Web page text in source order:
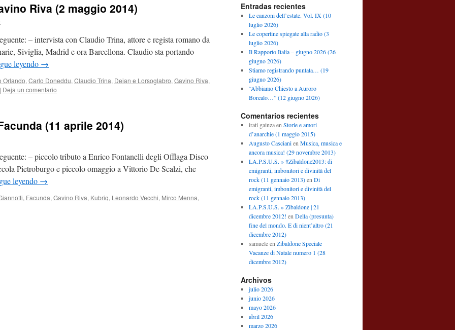
Riva (2 maggio 2014)
– intervista con Claudio Trina, attore e regista romano da
Siviglia, Madrid e ora Barcellona. Claudio sta portando
leyendo →
Orlando, Carlo Doneddu, Claudio Trina, Deian e Lorsoglabro, Gavino Riva,
| Deja un comentario
(11 aprile 2014)
– piccolo tributo a Enrico Fontanelli degli Offlaga Disco
Pietroburgo e piccolo omaggio a Vittorio De Scalzi, che
leyendo →
, Facunda, Gavino Riva, Kubriq, Leonardo Vecchi, Mirco Menna,
Entradas recientes
Le canzoni dell’estate. Vol. IX (10
luglio 2026)
Le copertine spiegate alla radio (3
luglio 2026)
Il Rapporto Italia – giugno 2026 (26
giugno 2026)
Stiamo registrando puntata… (19
giugno 2026)
“Abbiamo Chiesto a Auroro
Borealo…” (12 giugno 2026)
Comentarios recientes
irati gainzaen Storie e amori
d’anarchie (1 maggio 2015)
Augusto Cascianien Musica, musica e
ancora musica! (29 novembre 2013)
LA.P.S.U.S. » #Zibaldone2013: di
emigranti, imbonitori e divinità del
rock (11 gennaio 2013)en Di
emigranti, imbonitori e divinità del
rock (11 gennaio 2013)
LA.P.S.U.S. » Zibaldone | 21
dicembre 2012! en Della (presunta)
fine del mondo. E di nient’altro (21
dicembre 2012)
samueleen Zibaldone Speciale
Vacanze di Natale numero 1 (28
dicembre 2012)
Archivos
julio 2026
junio 2026
mayo 2026
abril 2026
marzo 2026